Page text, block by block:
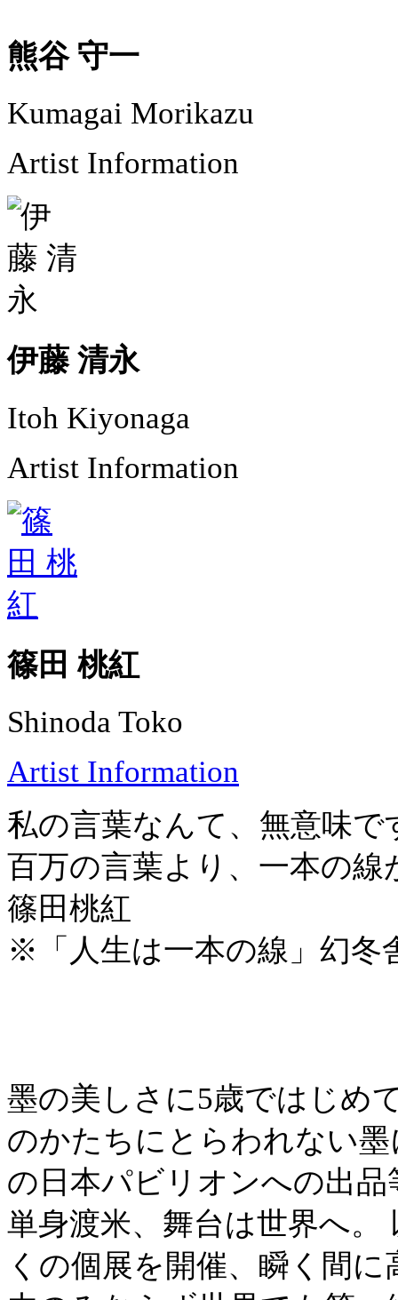
熊谷 守一
Kumagai Morikazu
Artist Information
伊藤 清永
Itoh Kiyonaga
Artist Information
篠田 桃紅
Shinoda Toko
Artist Information
私の言葉なんて、無意味で
百万の言葉より、一本の
篠田桃紅
※「人生は一本の線」幻冬
墨の美しさに5歳ではじめ
のかたちにとらわれない
の日本パビリオンへの出
単身渡米、舞台は世界へ
くの個展を開催、瞬く間